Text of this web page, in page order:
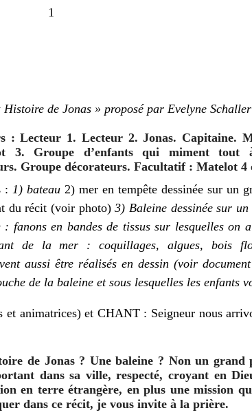
1
Histoire de Jonas » proposé par Evelyne
: Lecteur 1. Lecteur 2. Jonas. Capitaine.
3. Groupe d’enfants qui miment tout
Groupe décorateurs. Facultatif : Matelot 4
: 1) bateau 2) mer en tempête dessinée sur un
du récit (voir photo)3) Baleine dessinée sur
: fanons en bandes de tissus sur lesquelles on
de la mer : coquillages, algues, bois
aussi être réalisés en dessin (voir
de la baleine et sous lesquelles les enfants
et animatrices) et CHANT : Seigneur nous
de Jonas ? Une baleine ? Non un grand
dans sa ville, respecté, croyant en
en terre étrangère, en plus une mission
dans ce récit, je vous invite à la prière.